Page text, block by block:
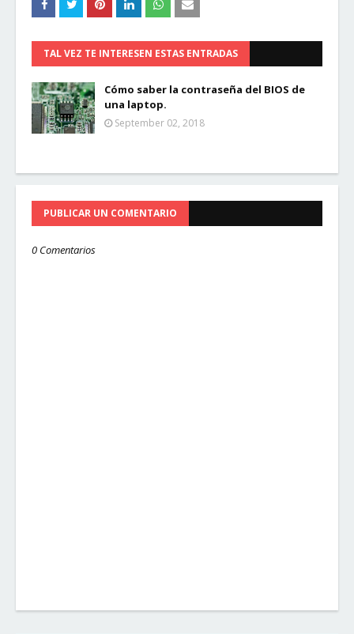
TAL VEZ TE INTERESEN ESTAS ENTRADAS
Cómo saber la contraseña del BIOS de
una laptop.
September 02, 2018
PUBLICAR UN COMENTARIO
0 Comentarios